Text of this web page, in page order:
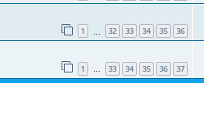
1 32 33 34 35 36
1 … 33 34 35 36 37